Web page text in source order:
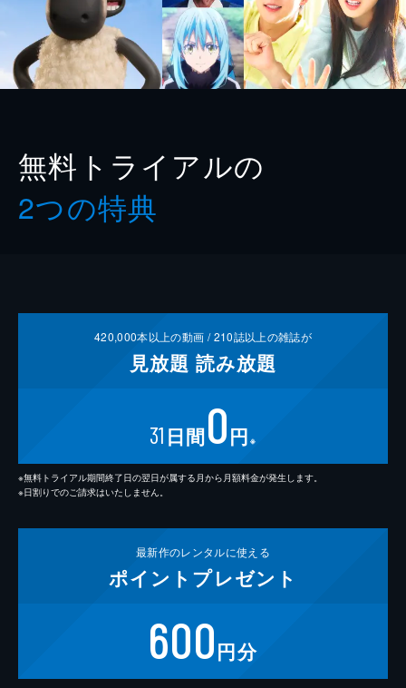
無料トライアルの
2つの特典
420,000本以上の動画 /210誌以上の雑誌が
見放題 読み放題
31 日間0円 ※
※無料トライアル期間終了日の翌日が属する月から月額料金が発生します。
※日割りでのご請求はいたしません。
最新作のレンタルに使える
ポイント プレゼント
600円分